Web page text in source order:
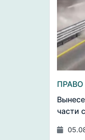
ПРАВО
части